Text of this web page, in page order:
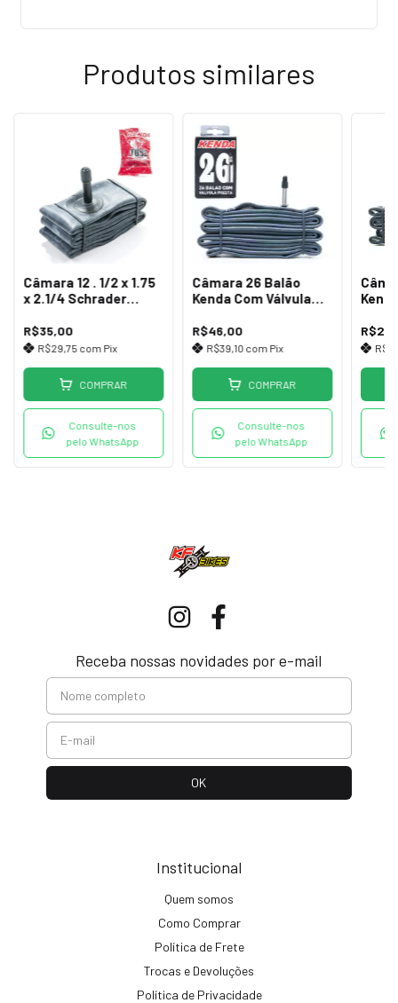
Produtos similares
Câmara 12 . 1/2 x 1.75
x 2.1/4 Schrader
R$35,00
R$29,75 com Pix
COMPRAR
Consulte-nos
pelo WhatsApp
Câmara 26 Balão
Kenda Com Válvula
R$46,00
R$39,10 com Pix
COMPRAR
Consulte-nos
pelo WhatsApp
Receba nossas novidades por e-mail
Institucional
Quem somos
Como Comprar
Política de Frete
Trocas e Devoluções
Política de Privacidade